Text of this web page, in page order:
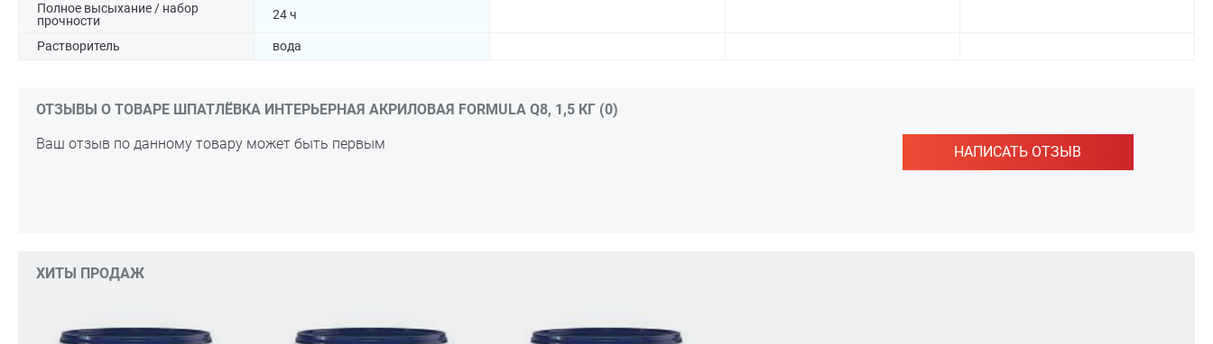
Полное высыхание / набор
прочности
24 ч
Растворитель вода
ОТЗЫВЫ О ТОВАРЕ ШПАТЛЁВКА ИНТЕРЬЕРНАЯ АКРИЛОВАЯ FORMULA Q8, 1,5 КГ (0)
НАПИСАТЬ ОТЗЫВ
Ваш отзыв по данному товару может быть первым
ХИТЫ ПРОДАЖ